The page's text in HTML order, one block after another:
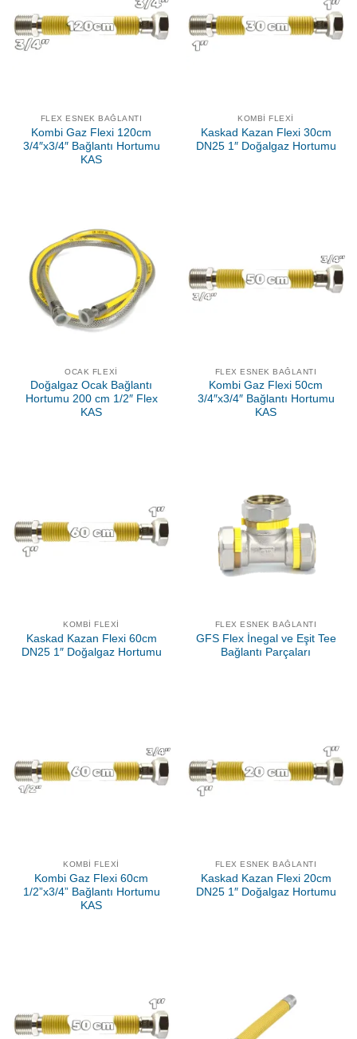
FLEX ESNEK BAĞLANTI
Kombi Gaz Flexi 120cm
3/4″x3/4″ Bağlantı Hortumu
KAS
KOMBI FLEXI
Kaskad Kazan Flexi 30cm
DN25 1″ Doğalgaz Hortumu
OCAK FLEXI
Doğalgaz Ocak Bağlantı
Hortumu 200 cm 1/2″ Flex
KAS
FLEX ESNEK BAĞLANTI
Kombi Gaz Flexi 50cm
3/4″x3/4″ Bağlantı Hortumu
KAS
KOMBI FLEXI
Kaskad Kazan Flexi 60cm
DN25 1″ Doğalgaz Hortumu
FLEX ESNEK BAĞLANTI
GFS Flex İnegal ve Eşit Tee
Bağlantı Parçaları
KOMBI FLEXI
Kombi Gaz Flexi 60cm
1/2”x3/4” Bağlantı Hortumu
KAS
FLEX ESNEK BAĞLANTI
Kaskad Kazan Flexi 20cm
DN25 1″ Doğalgaz Hortumu